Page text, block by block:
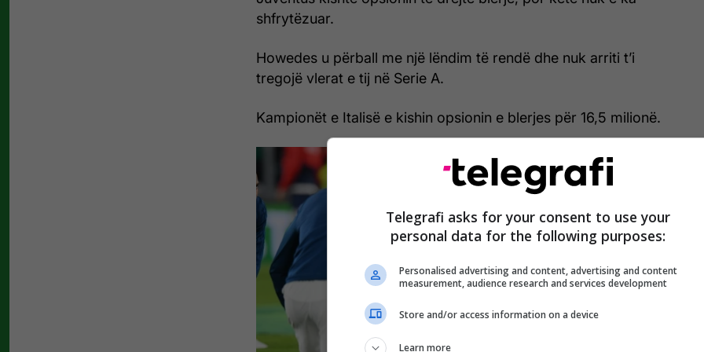
shfrytëzuar.
Howedes u përball me një lëndim të rendë dhe nuk arriti t’i
tregojë vlerat e tij në Serie A.
Kampionët e Italisë e kishin opsionin e blerjes për 16,5 milionë.
Telegrafi asks for your consent to use your
personal data for the following purposes:
Personalised advertising and content, advertising and content
measurement, audience research and services development
Store and/or access information on a device
Learn more